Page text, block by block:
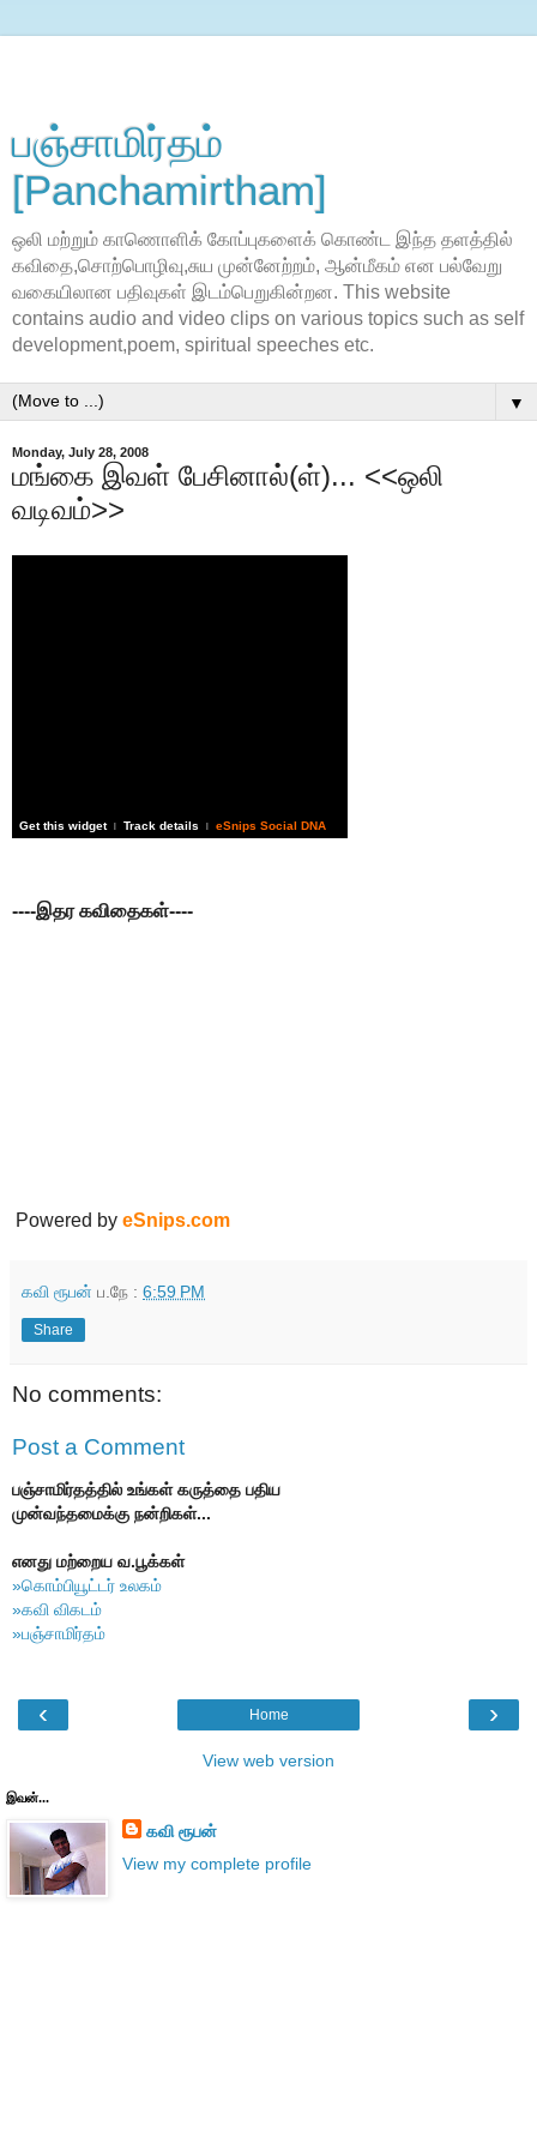
பஞ்சாமிர்தம்
[Panchamirtham]
ஒலி மற்றும் காணொளிக் கோப்புகளைக் கொண்ட இந்த தளத்தில்
கவிதை,சொற்பொழிவு,சுய முன்னேற்றம், ஆன்மீகம் என பல்வேறு
வகையிலான பதிவுகள் இடம்பெறுகின்றன. This website
contains audio and video clips on various topics such as self
development,poem, spiritual speeches etc.
▼
Monday, July 28, 2008
மங்கை இவள் பேசினால்(ள்)... <<ஒலி
வடிவம்>>
Get this widget | Track details | eSnips Social DNA
----இதர கவிதைகள்----
Powered by eSnips.com
கவி ரூபன் ப.நே : 6:59 PM
Share
No comments:
Post a Comment
பஞ்சாமிர்தத்தில் உங்கள் கருத்தை பதிய
முன்வந்தமைக்கு நன்றிகள்...
எனது மற்றைய வ.பூக்கள்
»கொம்பியூட்டர் உலகம்
»கவி விகடம்
»பஞ்சாமிர்தம்
‹ ›
Home
View web version
இவன்...
கவி ரூபன்
View my complete profile